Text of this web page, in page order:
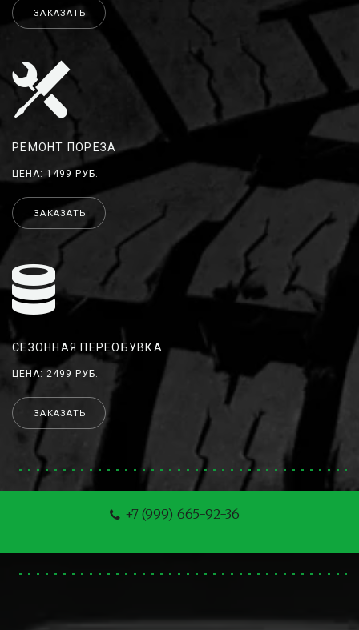
ЗАКАЗАТЬ
РЕМОНТ ПОРЕЗА
ЦЕНА: 1499 РУБ.
ЗАКАЗАТЬ
СЕЗОННАЯ ПЕРЕОБУВКА
ЦЕНА: 2499 РУБ.
ЗАКАЗАТЬ
+7 (999) 665-92-36